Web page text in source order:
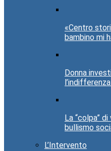
«Centro
bambino mi
Donna
La “colpa”
bullismo
L’Intervento